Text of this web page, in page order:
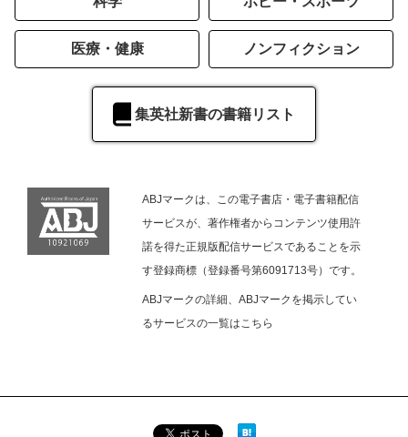
医療・健康 ノンフィクション
集英社新書の書籍リスト
ABJマークは、この電子書店・電子書籍配信
サービスが、著作権者からコンテンツ使用許
諾を得た正規版配信サービスであることを示
す登録商標（登録番号第6091713号）です。
ABJマークの詳細、ABJマークを掲示してい
るサービスの一覧はこちら